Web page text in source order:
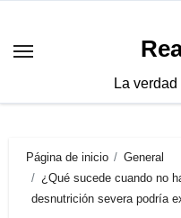
contenido
La
Página de inicio
General
¿Qué sucede cuando no
desnutrición severa podría